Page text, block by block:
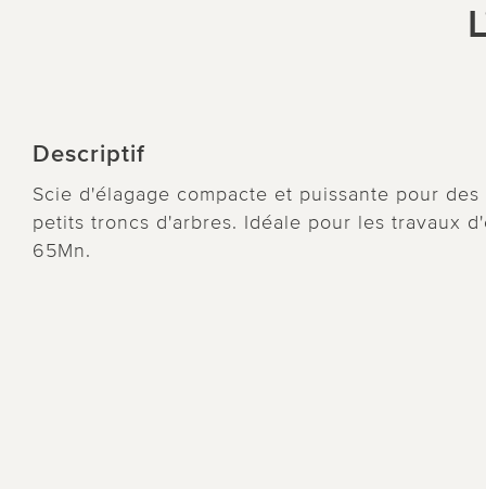
Descriptif
Scie d'élagage compacte et puissante pour
petits troncs d'arbres. Idéale pour les travaux
65Mn.